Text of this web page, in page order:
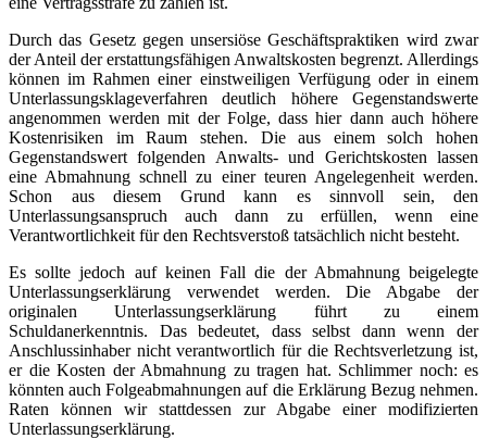
Durch das Gesetz gegen unsersiöse Geschäftspraktiken wird zwar
der Anteil der erstattungsfähigen Anwaltskosten begrenzt. Allerdings
können im Rahmen einer einstweiligen Verfügung oder in einem
Unterlassungsklageverfahren deutlich höhere Gegenstandswerte
angenommen werden mit der Folge, dass hier dann auch höhere
Kostenrisiken im Raum stehen. Die aus einem solch hohen
Gegenstandswert folgenden Anwalts- und Gerichtskosten lassen
eine Abmahnung schnell zu einer teuren Angelegenheit werden.
Schon aus diesem Grund kann es sinnvoll sein, den
Unterlassungsanspruch auch dann zu erfüllen, wenn eine
Verantwortlichkeit für den Rechtsverstoß tatsächlich nicht besteht.
Es sollte jedoch auf keinen Fall die der Abmahnung beigelegte
Unterlassungserklärung verwendet werden. Die Abgabe der
originalen Unterlassungserklärung führt zu einem
Schuldanerkenntnis. Das bedeutet, dass selbst dann wenn der
Anschlussinhaber nicht verantwortlich für die Rechtsverletzung ist,
er die Kosten der Abmahnung zu tragen hat. Schlimmer noch: es
könnten auch Folgeabmahnungen auf die Erklärung Bezug nehmen.
Raten können wir stattdessen zur Abgabe einer modifizierten
Unterlassungserklärung.